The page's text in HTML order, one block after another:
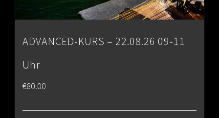
ADVANCED-KURS – 22.08.26 09-11
Uhr
€80.00